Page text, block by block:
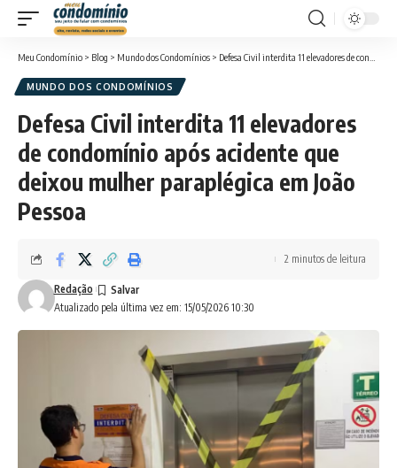
Meu Condomínio > Blog > Mundo dos Condomínios > Defesa Civil interdita 11 elevadores de condomínio após acidente que deixou mulher paraplégica em João Pessoa
MUNDO DOS CONDOMÍNIOS
Defesa Civil interdita 11 elevadores
de condomínio após acidente que
deixou mulher paraplégica em João
Pessoa
Atualizado pela última vez em: 15/05/2026 10:30
Redação
2 minutos de leitura